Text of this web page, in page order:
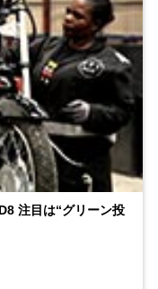
注目は“グリーン投